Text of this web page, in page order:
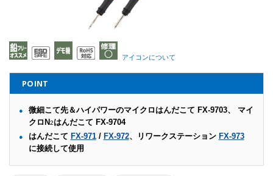
アイコンについて
POINT
微細こて先＆ハイパワーのマイクロはんだこて FX-9703、 マイ
クロN2はんだこて FX-9704
はんだこて FX-971/ FX-972、リワークステーション FX-973
に接続して使用